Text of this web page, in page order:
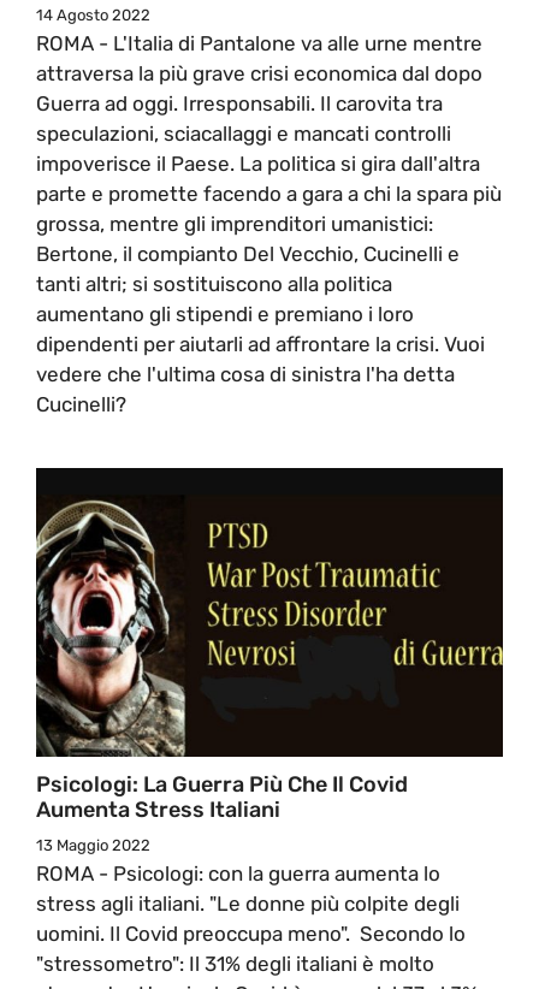
14 Agosto 2022
ROMA - L'Italia di Pantalone va alle urne mentre
attraversa la più grave crisi economica dal dopo
Guerra ad oggi. Irresponsabili. Il carovita tra
speculazioni, sciacallaggi e mancati controlli
impoverisce il Paese. La politica si gira dall'altra
parte e promette facendo a gara a chi la spara più
grossa, mentre gli imprenditori umanistici:
Bertone, il compianto Del Vecchio, Cucinelli e
tanti altri; si sostituiscono alla politica
aumentano gli stipendi e premiano i loro
dipendenti per aiutarli ad affrontare la crisi. Vuoi
vedere che l'ultima cosa di sinistra l'ha detta
Cucinelli?
Psicologi: La Guerra Più Che Il Covid
Aumenta Stress Italiani
13 Maggio 2022
ROMA - Psicologi: con la guerra aumenta lo
stress agli italiani. "Le donne più colpite degli
uomini. Il Covid preoccupa meno". Secondo lo
"stressometro": Il 31% degli italiani è molto